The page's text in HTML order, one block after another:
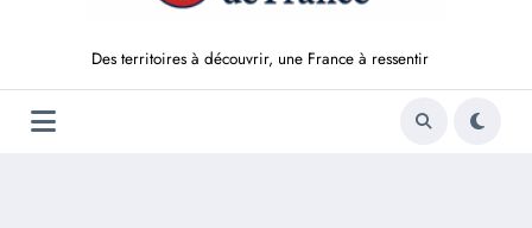
Des territoires à découvrir, une France à ressentir